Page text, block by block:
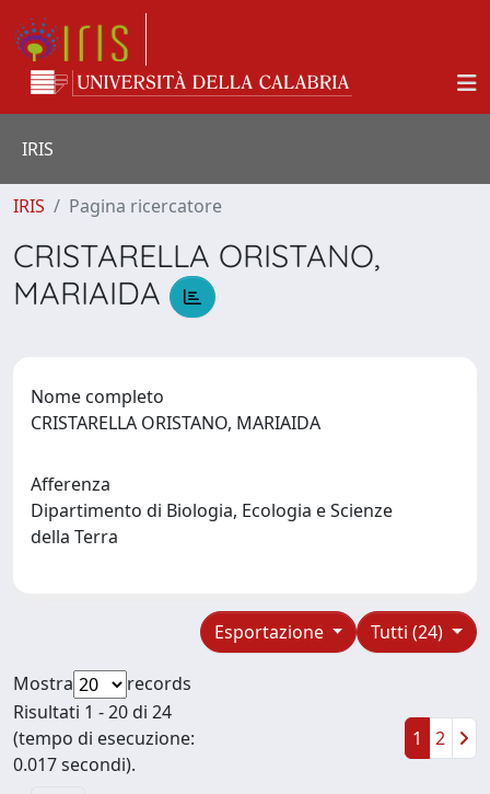
IRIS
IRIS Pagina ricercatore
CRISTARELLA ORISTANO,
MARIAIDA
Nome completo
CRISTARELLA ORISTANO, MARIAIDA
Afferenza
Dipartimento di Biologia, Ecologia e Scienze
della Terra
Tutti (24)
Esportazione
Mostra
records
Risultati 1 - 20 di 24
(tempo di esecuzione:
0.017 secondi).
1 2